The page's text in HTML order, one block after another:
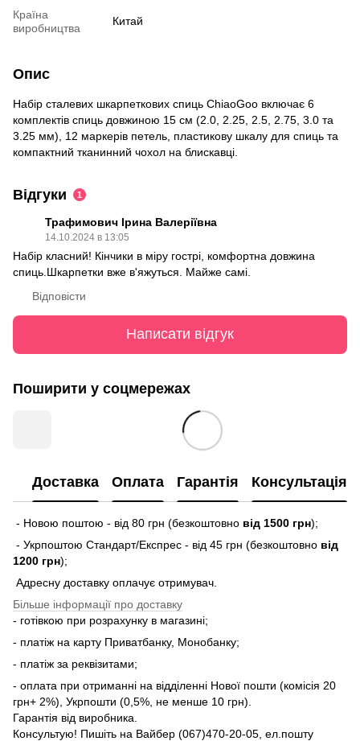
Країна
виробництва
Китай
Опис
Набір сталевих шкарпеткових спиць ChiaoGoo включає 6
комплектів спиць довжиною 15 см (2.0, 2.25, 2.5, 2.75, 3.0 та
3.25 мм), 12 маркерів петель, пластикову шкалу для спиць та
компактний тканинний чохол на блискавці.
Відгуки 1
Трафимович Ірина Валеріївна
14.10.2024 в 13:05
Набір класний! Кінчики в міру гострі, комфортна довжина
спиць.Шкарпетки вже в'яжуться. Майже самі.
Відповісти
Написати відгук
Поширити у соцмережах
Доставка Оплата Гарантія Консультація
- Новою поштою - від 80 грн (безкоштовно від 1500 грн);
- Укрпоштою Стандарт/Експрес - від 45 грн (безкоштовно від
1200 грн);
Адресну доставку оплачує отримувач.
Більше інформації про доставку
- готівкою при розрахунку в магазині;
- платіж на карту Приватбанку, Монобанку;
- платіж за реквізитами;
- оплата при отриманні на відділенні Нової пошти (комісія 20
грн+ 2%), Укрпошти (0,5%, не менше 10 грн).
Гарантія від виробника.
Консультую! Пишіть на Вайбер (067)470-20-05, ел.пошту